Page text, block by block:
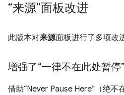
“来源”面板改进
此版本对来源面板进行了多项改
增强了“一律不在此处暂停
借助“Never Pause Here”（绝不